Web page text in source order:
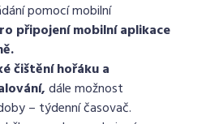
pomocí mobilní
připojení mobilní aplikace
čištění hořáku a
dále možnost
– týdenní časovač.